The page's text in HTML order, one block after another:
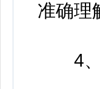
准确理
4、